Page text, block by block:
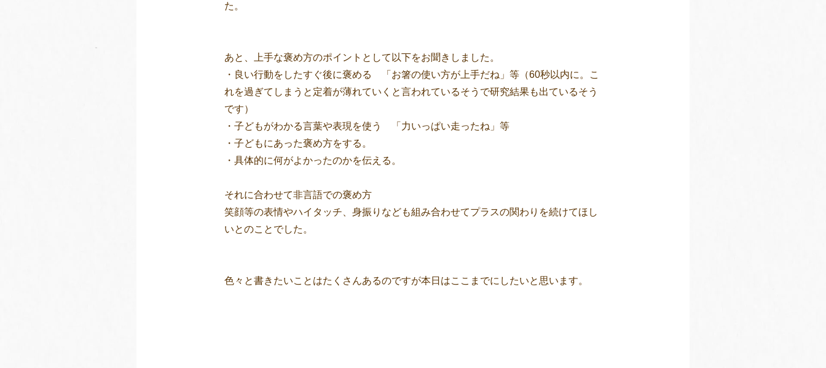
た。
あと、上手な褒め方のポイントとして以下をお聞きしました。
・良い行動をしたすぐ後に褒める 「お箸の使い方が上手だね」等（60秒以内に。こ
れを過ぎてしまうと定着が薄れていくと言われているそうで研究結果も出ているそう
です）
・子どもがわかる言葉や表現を使う 「力いっぱい走ったね」等
・子どもにあった褒め方をする。
・具体的に何がよかったのかを伝える。
それに合わせて非言語での褒め方
笑顔等の表情やハイタッチ、身振りなども組み合わせてプラスの関わりを続けてほし
いとのことでした。
色々と書きたいことはたくさんあるのですが本日はここまでにしたいと思います。